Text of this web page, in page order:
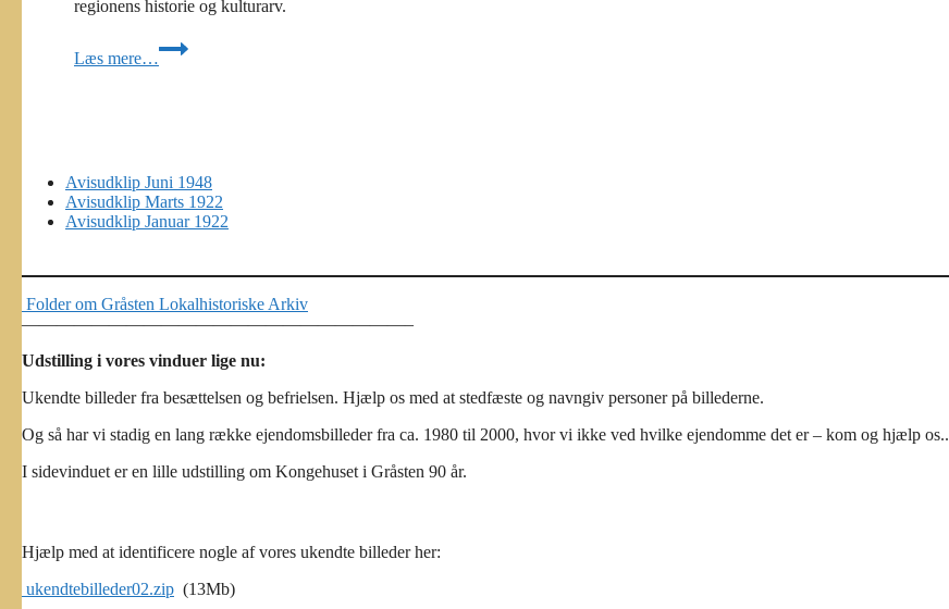
regionens historie og kulturarv.
Læs mere…
Udflugt
–
tyske
Museum,
Sønderborg
september
2026
Avisudklip Juni 1948
Avisudklip Marts 1922
Avisudklip Januar 1922
Folder om Gråsten Lokalhistoriske Arkiv
——————————————————————–
Udstilling i vores vinduer lige nu:
Ukendte billeder fra besættelsen og befrielsen. Hjælp os med at stedfæste og navngiv personer på billederne.
Og så har vi stadig en lang række ejendomsbilleder fra ca. 1980 til 2000, hvor vi ikke ved hvilke ejendomme det er – kom og hjælp os..
I sidevinduet er en lille udstilling om Kongehuset i Gråsten 90 år.
Hjælp med at identificere nogle af vores ukendte billeder her:
ukendtebilleder02.zip (13Mb)